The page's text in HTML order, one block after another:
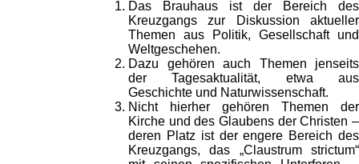
Das Brauhaus ist der Bereich des
Kreuzgangs zur Diskussion aktueller
Themen aus Politik, Gesellschaft und
Weltgeschehen.
Dazu gehören auch Themen jenseits
der Tagesaktualität, etwa aus
Geschichte und Naturwissenschaft.
Nicht hierher gehören Themen der
Kirche und des Glaubens der Christen –
deren Platz ist der engere Bereich des
Kreuzgangs, das „Claustrum strictum“